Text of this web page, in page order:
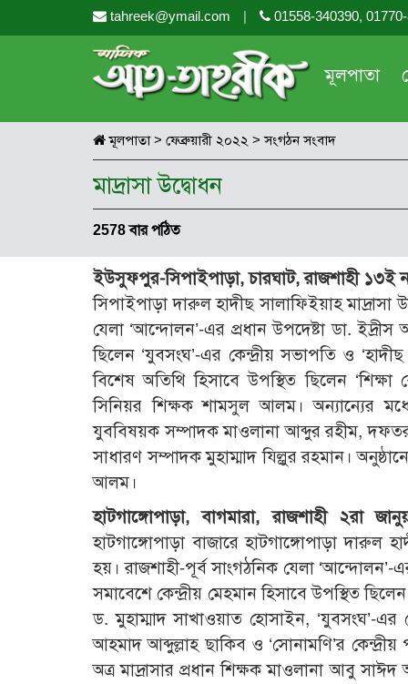
tahreek@ymail.com | 01558-340390,
মূলপাতা
মূলপাতা> ফেব্রুয়ারী ২০২২ > সংগঠন সংবাদ
মাদ্রাসা উদ্বোধন
2578 বার পঠিত
ইউসুফপুর-সিপাইপাড়া, চারঘাট, রাজশাহী ১৩ই
সিপাইপাড়া দারুল হাদীছ সালাফিইয়াহ
যেলা ‘আন্দোলন’-এর প্রধান উপদেষ্টা ডা.
ছিলেন ‘যুবসংঘ’-এর কেন্দ্রীয় সভাপতি ও
বিশেষ অতিথি হিসাবে উপস্থিত ছিলেন
সিনিয়র শিক্ষক শামসুল আলম। অন্যান্যের
যুববিষয়ক সম্পাদক মাওলানা আব্দুর রহীম,
সাধারণ সম্পাদক মুহাম্মাদ যিল্লুর রহমান।
আলম।
হাটগাঙ্গোপাড়া, বাগমারা, রাজশাহী ২রা
হাটগাঙ্গোপাড়া বাজারে হাটগাঙ্গোপাড়া দারুল
হয়। রাজশাহী-পূর্ব সাংগঠনিক যেলা
সমাবেশে কেন্দ্রীয় মেহমান হিসাবে উপস্থিত
ড. মুহাম্মাদ সাখাওয়াত হোসাইন, ‘যুবসংঘ’-এর
আহমাদ আব্দুল্লাহ ছাকিব ও ‘সোনামণি’র
অত্র মাদ্রাসার প্রধান শিক্ষক মাওলানা আবু